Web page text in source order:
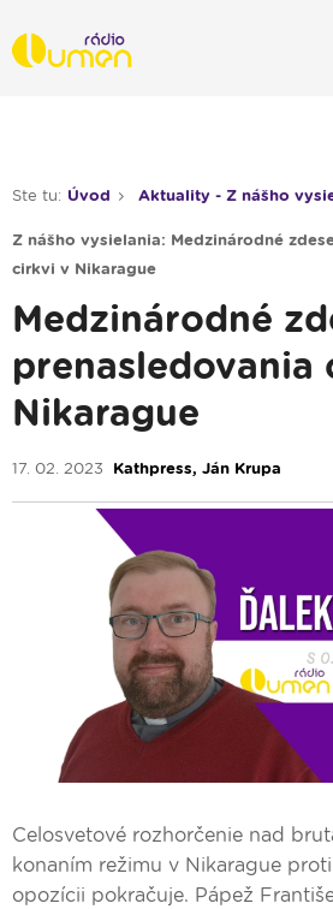
Ste tu: Úvod Aktuality - Z nášho
Z nášho vysielania: Medzinárodné
cirkvi v Nikarague
Medzinárodné
prenasledovania
Nikarague
17. 02. 2023 Kathpress, Ján Krupa
Celosvetové rozhorčenie nad
konaním režimu v Nikarague
opozícii pokračuje. Pápež